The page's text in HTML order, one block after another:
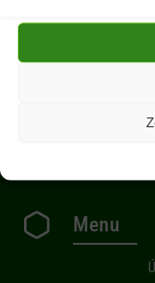
St 9.00-
Menu